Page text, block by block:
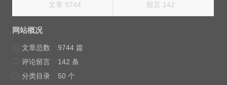
文章 9744 留言 142
网站概况
文章总数
9744 篇
评论留言
142 条
分类目录
50 个